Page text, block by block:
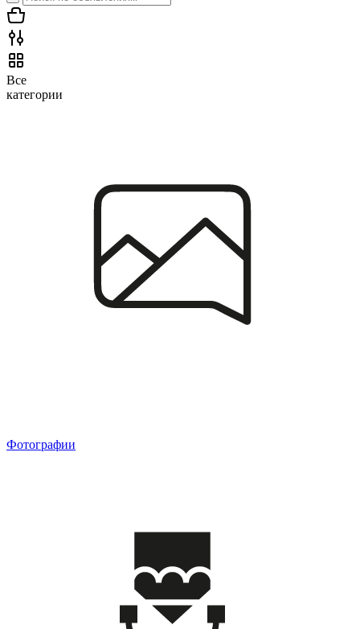
Все
категории
Фотографии